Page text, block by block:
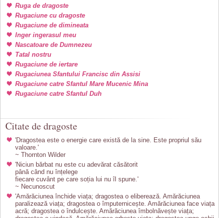
Ruga de dragoste
Rugaciune cu dragoste
Rugaciune de dimineata
Inger ingerasul meu
Nascatoare de Dumnezeu
Tatal nostru
Rugaciune de iertare
Rugaciunea Sfantului Francisc din Assisi
Rugaciune catre Sfantul Mare Mucenic Mina
Rugaciune catre Sfantul Duh
Citate de dragoste
'Dragostea este o energie care există de la sine. Este propriul său
valoare.'
~ Thornton Wilder
'Niciun bărbat nu este cu adevărat căsătorit
până când nu înțelege
fiecare cuvânt pe care soția lui nu îl spune.'
~ Necunoscut
'Amărăciunea închide viața; dragostea o eliberează. Amărăciunea
paralizează viața; dragostea o împuternicește. Amărăciunea face viața
acră; dragostea o îndulcește. Amărăciunea îmbolnăvește viața;